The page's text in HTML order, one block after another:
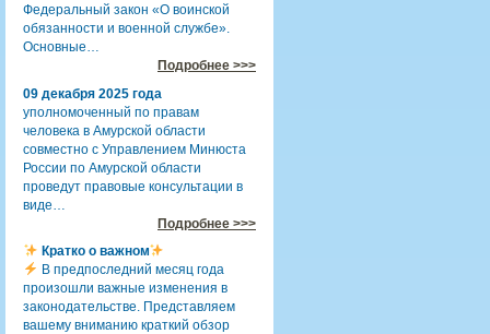
Федеральный закон «О воинской
обязанности и военной службе».
Основные…
Подробнее >>>
09 декабря 2025 года
уполномоченный по правам
человека в Амурской области
совместно с Управлением Минюста
России по Амурской области
проведут правовые консультации в
виде…
Подробнее >>>
Кратко о важном
В предпоследний месяц года
произошли важные изменения в
законодательстве. Представляем
вашему вниманию краткий обзор